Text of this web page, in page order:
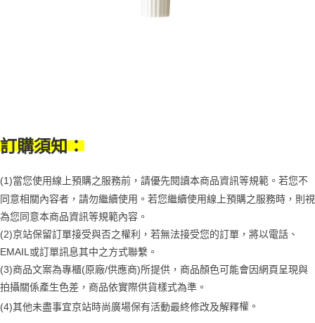
２．關於個人資料處理事宜，請瀏覽以下網址：
訂購須知：
(1)當您使用線上預購之服務前，請優先閱讀本商品資訊等規範。若您不
同意相關內容者，請勿繼續使用。若您繼續使用線上預購之服務時，則視
為您同意本商品資訊等規範內容。
(2)京站保留訂單接受與否之權利，若無法接受您的訂單，將以電話、
EMAIL或訂單訊息其中之方式聯繫。
(3)商品文案為專櫃(原廠/供應商)所提供，商品顏色可能會因網頁呈現與
拍攝關係產生色差，商品依實際供貨樣式為準。
(4)其他未盡事宜京站時尚廣場保有活動最終修改及解釋權。